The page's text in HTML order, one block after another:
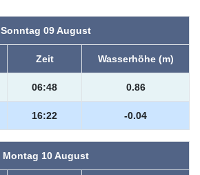
Sonntag 09 August
Zeit Wasserhöhe (m)
06:48 0.86
16:22 -0.04
Montag 10 August